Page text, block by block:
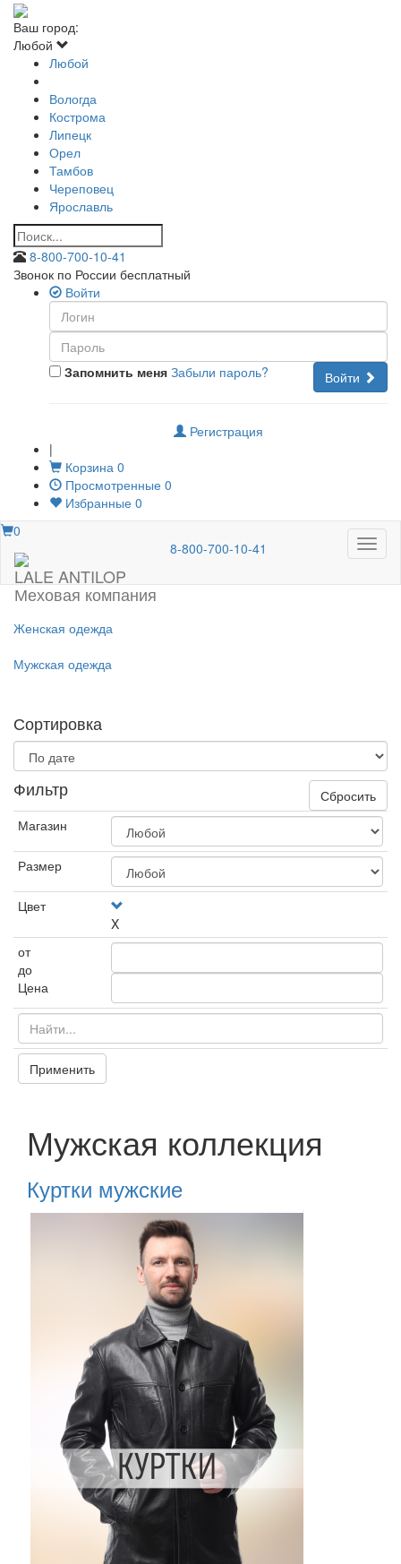
Ваш город:
Любой
Любой
Вологда
Кострома
Липецк
Орел
Тамбов
Череповец
Ярославль
8-800-700-10-41
Звонок по России бесплатный
Войти
Запомнить меня Войти
Забыли пароль?
Регистрация
|
Корзина 0
Просмотренные 0
Избранные 0
Меню
0
LALE ANTILOP
Меховая компания
8-800-700-10-41
Женская одежда
Мужская одежда
Сортировка
Фильтр
Сбросить
Магазин
Размер
Цвет
X
от
до
Цена
Применить
Мужская коллекция
Куртки мужские